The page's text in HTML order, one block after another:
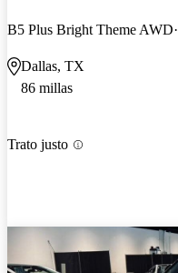
B5 Plus Bright Theme AWD
Dallas, TX
86 millas
Trato justo